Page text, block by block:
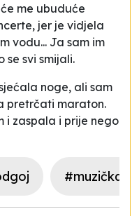
me ubuduće
jer je vidjela
vodu... Ja sam im
se svi smijali.
noge, ali sam
pretrčati maraton.
i zaspala i prije nego
#muzička